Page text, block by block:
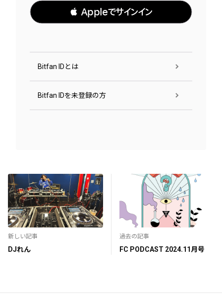
 Appleでサインイン
Bitfan IDとは
Bitfan IDを未登録の方
新しい記事
DJれん
過去の記事
FC PODCAST 2024.11月号